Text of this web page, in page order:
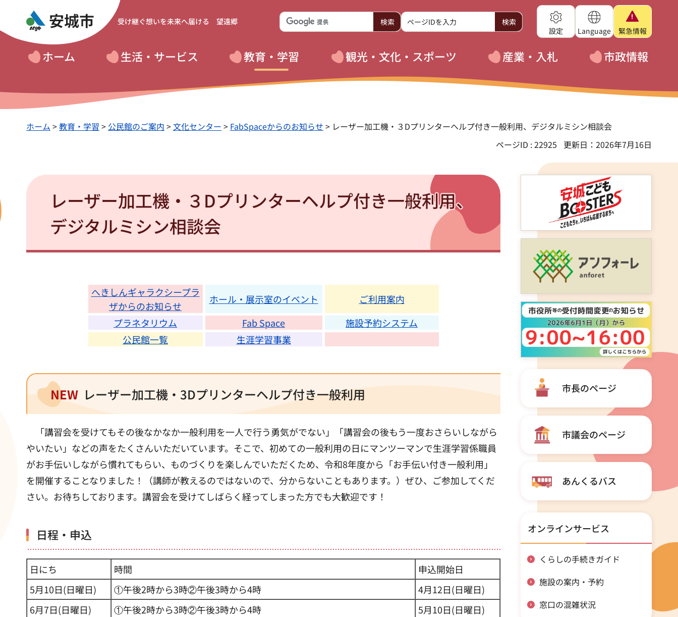
受け継ぐ想いを未来へ届ける 望遠郷
設定
Language 緊急情報
ホーム 生活・サービス 教育・学習 観光・文化・スポーツ 産業・入札 市政情報
ホーム >教育・学習 > 公民館のご案内 >文化センター > FabSpaceからのお知らせ > レーザー加工機・３Dプリンターヘルプ付き一般利用、デジタルミシン相談会
ページID : 22925
更新日：2026年7月16日
レーザー加工機・３Dプリンターヘルプ付き一般利用、
デジタルミシン相談会
へきしんギャラクシープラ
ザからのお知らせ
ホール・展示室のイベント
ご利用案内
プラネタリウム
Fab Space
施設予約システム
公民館一覧
生涯学習事業
NEW レーザー加工機・3Dプリンターヘルプ付き一般利用
「講習会を受けてもその後なかなか一般利用を一人で行う勇気がでない」「講習会の後もう一度おさらいしながら
やいたい」などの声をたくさんいただいています。そこで、初めての一般利用の日にマンツーマンで生涯学習係職員
がお手伝いしながら慣れてもらい、ものづくりを楽しんでいただくため、令和8年度から「お手伝い付き一般利用」
を開催することなりました！（講師が教えるのではないので、分からないこともあります。）ぜひ、ご参加してくだ
さい。お待ちしております。講習会を受けてしばらく経ってしまった方でも大歓迎です！
日程・申込
日にち 時間
申込開始日
5月10日(日曜日)
①午後2時から3時②午後3時から4時
4月12日(日曜日)
6月7日(日曜日)
①午後2時から3時②午後3時から4時
5月10日(日曜日)
市長のページ
市議会のページ
あんくるバス
オンラインサービス
くらしの手続きガイド
施設の案内・予約
窓口の混雑状況